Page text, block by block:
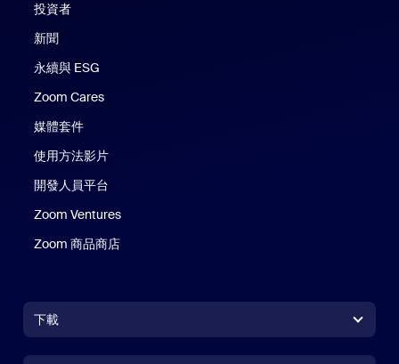
投資者
新聞
永續與 ESG
Zoom Cares
媒體套件
使用方法影片
開發人員平台
Zoom Ventures
Zoom 商品商店
下載